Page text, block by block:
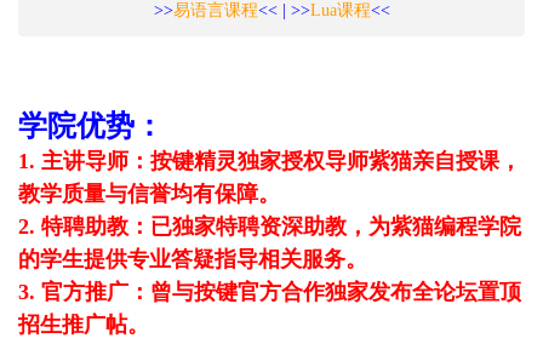
>>易语言课程<< | >>Lua课程<<
学院优势：
1. 主讲导师：按键精灵独家授权导师紫猫亲自授课，
教学质量与信誉均有保障。
2. 特聘助教：已独家特聘资深助教，为紫猫编程学院
的学生提供专业答疑指导相关服务。
3. 官方推广：曾与按键官方合作独家发布全论坛置顶
招生推广帖。